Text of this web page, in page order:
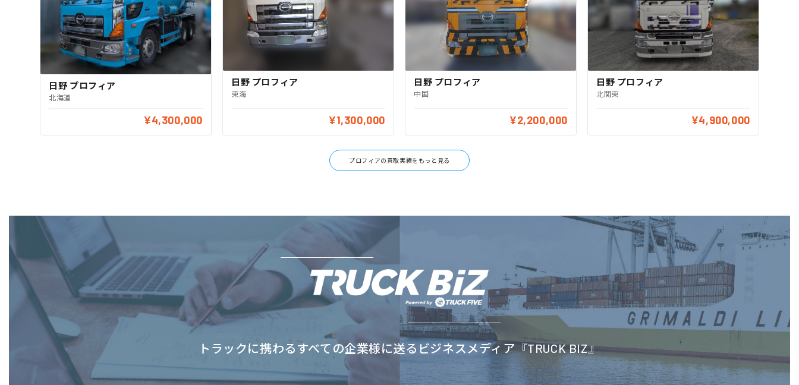
日野 プロフィア
北海道
¥4,300,000
日野 プロフィア
東海
¥1,300,000
日野 プロフィア
中国
¥2,200,000
日野 プロフィア
北関東
¥4,900,000
プロフィアの買取実績をもっと見る
トラックに携わるすべての企業様に送るビジネスメディア『TRUCK BIZ』